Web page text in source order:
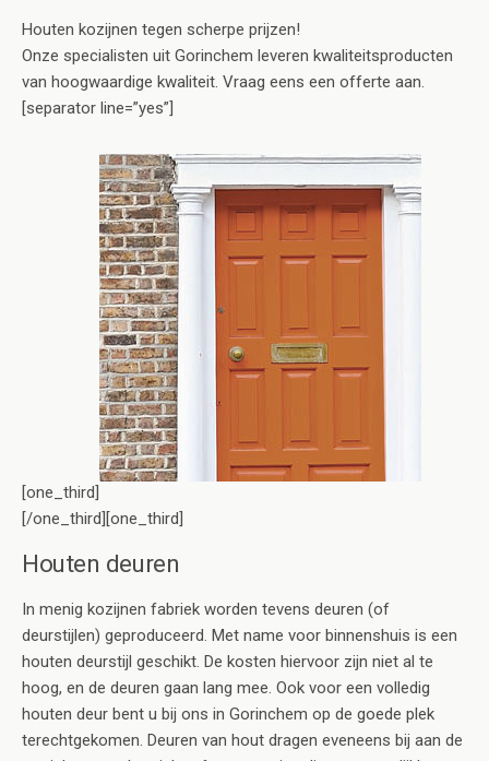
Houten kozijnen tegen scherpe prijzen!
Onze specialisten uit Gorinchem leveren kwaliteitsproducten
van hoogwaardige kwaliteit. Vraag eens een offerte aan.
[separator line=”yes”]
[one_third]
[/one_third][one_third]
Houten deuren
In menig kozijnen fabriek worden tevens deuren (of
deurstijlen) geproduceerd. Met name voor binnenshuis is een
houten deurstijl geschikt. De kosten hiervoor zijn niet al te
hoog, en de deuren gaan lang mee. Ook voor een volledig
houten deur bent u bij ons in Gorinchem op de goede plek
terechtgekomen. Deuren van hout dragen eveneens bij aan de